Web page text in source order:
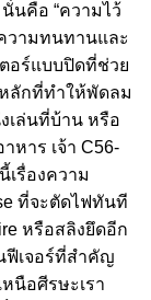
นคือ “ความไว้
ความทนทานและ
อร์แบบปิดที่ช่วย
ลักที่ทำให้พัดลม
เล่นที่บ้าน หรือ
หาร เจ้า C56-
รื่องความ
ที่จะตัดไฟทันที
หรือสลิงยึดอีก
ฟีเจอร์ที่สำคัญ
นือศีรษะเรา